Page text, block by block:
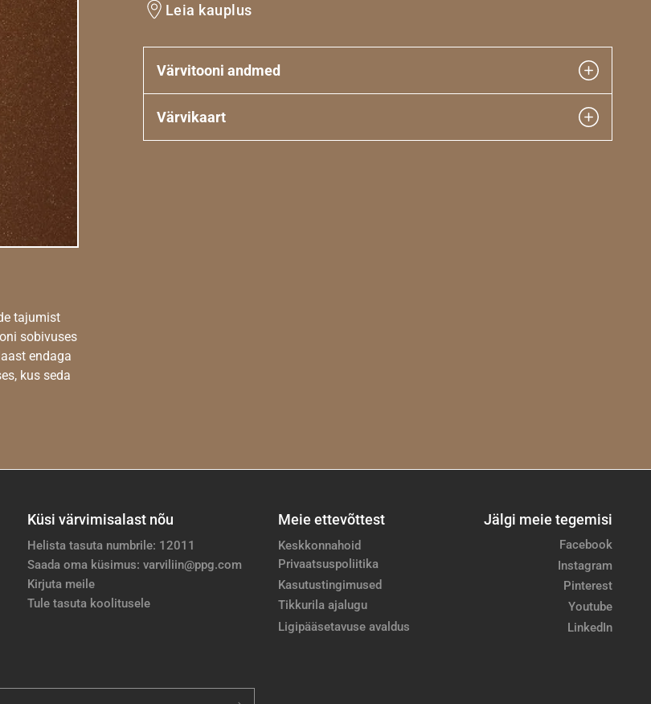
tajumist
sobivuses
endaga
kus seda
Leia kauplus
Värvitooni andmed
Värvikaart
Küsi värvimisalast nõu
Helista tasuta numbrile: 12011
Saada oma küsimus: varviliin@ppg.com
Kirjuta meile
Tule tasuta koolitusele
Meie ettevõttest
Keskkonnahoid
Privaatsuspoliitika
Kasutustingimused
Tikkurila ajalugu
Ligipääsetavuse avaldus
Jälgi meie tegemisi
Facebook
Instagram
Pinterest
Youtube
LinkedIn